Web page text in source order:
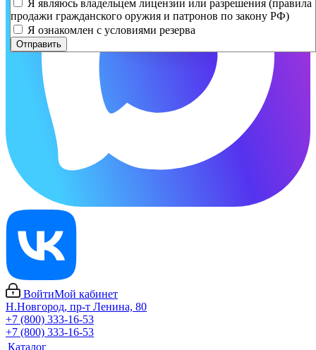
ВойтиМой кабинет
Н.Новгород, пр-т Ленина, 80
+7 (800) 333-16-53
+7 (800) 333-16-53
Каталог
Я являюсь владельцем лицензии или разрешения (правила
продажи гражданского оружия и патронов по закону РФ)
Я ознакомлен с условиями резерва
Отправить